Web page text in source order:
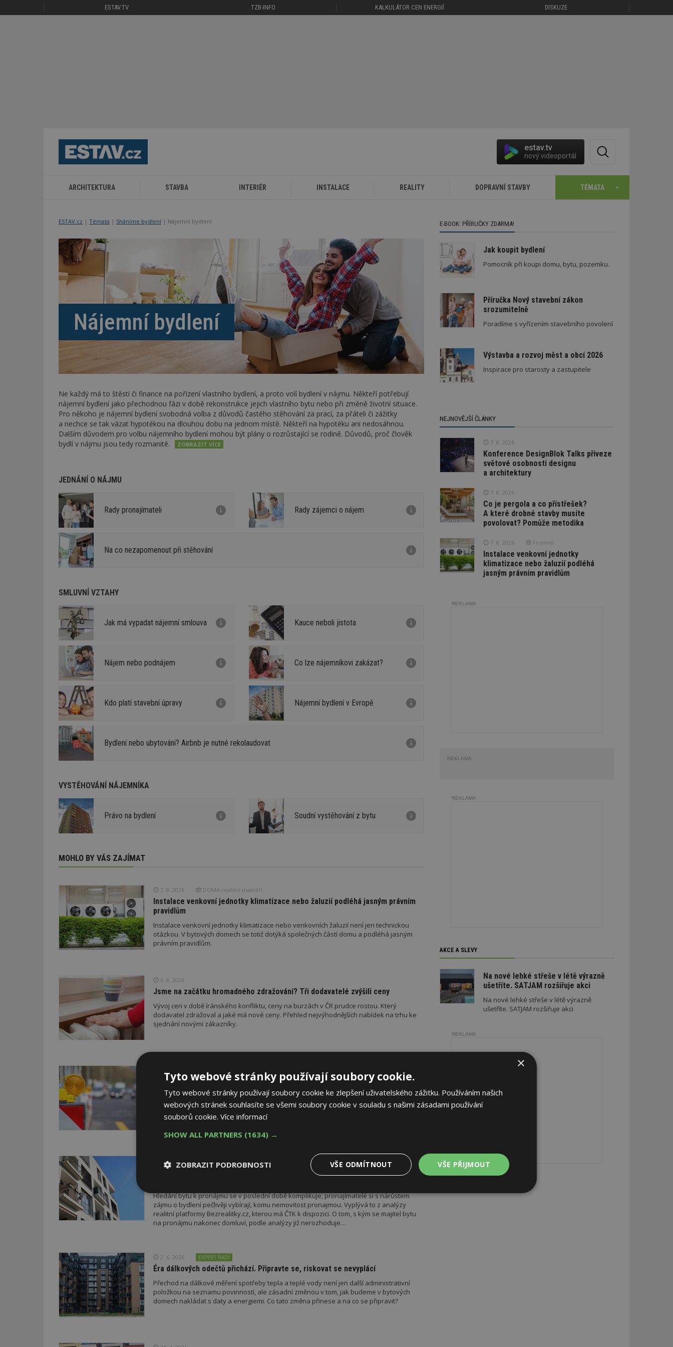
ESTAV.TV TZB-INFO KALKULÁTOR CEN ENERGIÍ DISKUZE
estav.tv
nový videoportál
ARCHITEKTURA STAVBA INTERIÉR INSTALACE REALITY DOPRAVNÍ STAVBY TÉMATA
ESTAV.cz Témata Sháníme bydlení Nájemní bydlení
Nájemní bydlení
Ne každý má to štěstí či finance na pořízení vlastního bydlení, a proto volí bydlení v nájmu. Někteří potřebují
nájemní bydlení jako přechodnou fázi v době rekonstrukce jejich vlastního bytu nebo při změně životní situace.
Pro někoho je nájemní bydlení svobodná volba z důvodů častého stěhování za prací, za přáteli či zážitky
a nechce se tak vázat hypotékou na dlouhou dobu na jednom místě. Někteří na hypotéku ani nedosáhnou.
Dalším důvodem pro volbu nájemního bydlení mohou být plány o rozrůstající se rodině. Důvodů, proč člověk
bydlí v nájmu jsou tedy rozmanité.
JEDNÁNÍ O NÁJMU
Rady pronajímateli Rady zájemci o nájem
Na co nezapomenout při stěhování
SMLUVNÍ VZTAHY
Jak má vypadat nájemní smlouva Kauce neboli jistota
Nájem nebo podnájem Co lze nájemníkovi zakázat?
Kdo platí stavební úpravy Nájemní bydlení v Evropě
Bydlení nebo ubytování? Airbnb je nutné rekolaudovat
VYSTĚHOVÁNÍ NÁJEMNÍKA
Právo na bydlení Soudní vystěhování z bytu
MOHLO BY VÁS ZAJÍMAT
7. 8. 2026 DOMA realitní makléři
Instalace venkovní jednotky klimatizace nebo žaluzií podléhá jasným právním
pravidlům
Instalace venkovní jednotky klimatizace nebo venkovních žaluzií není jen technickou
otázkou. V bytových domech se totiž dotýká společných částí domu a podléhá jasným
právním pravidlům.
6. 8. 2026
Jsme na začátku hromadného zdražování? Tři dodavatelé zvýšili ceny
Vývoj cen v době íránského konfliktu, ceny na burzách v ČR prudce rostou. Který
dodavatel zdražoval a jaké má nové ceny. Přehled nejvýhodnějších nabídek na trhu ke
sjednání novými zákazníky.
Průzkum: Třetina lidí se špatnou dopravou do práce se chce přestěhovat
Třetina lidí, která považuje dopravní dostupnost z bydlení do práce za špatnou, se chce
přestěhovat. Celkem 37 procent Čechů zaznamenalo, že se situace s dopravou za
poslední rok zhoršila, více než polovina respondentů ji považuje za stejnou a podle šesti
18. 6. 2026
I nájem může být problém. Jak najít ten správný? Úspěch zvyšuje dodání
Hledání bytu k pronájmu se v poslední době komplikuje, pronajímatelé si s nárůstem
zájmu o bydlení pečlivěji vybírají, komu nemovitost pronajmou. Vyplývá to z analýzy
realitní platformy Bezrealitky.cz, kterou má ČTK k dispozici. O tom, s kým se majitel bytu
na pronájmu nakonec domluví, podle analýzy již nerozhoduje…
2. 6. 2026 EXPERT RADÍ
Éra dálkových odečtů přichází. Připravte se, riskovat se nevyplácí
Přechod na dálkové měření spotřeby tepla a teplé vody není jen další administrativní
položkou na seznamu povinností, ale zásadní změnou v tom, jak budeme v bytových
domech nakládat s daty a energiemi. Co tato změna přinese a na co se připravit?
E-BOOK: PŘÍRUČKY ZDARMA!
Jak koupit bydlení
Pomocník při koupi domu, bytu, pozemku.
Příručka Nový stavební zákon
srozumitelně
Poradíme s vyřízením stavebního povolení
Výstavba a rozvoj měst a obcí 2026
Inspirace pro starosty a zastupitele
NEJNOVĚJŠÍ ČLÁNKY
7. 8. 2026
Konference DesignBlok Talks přiveze
světové osobnosti designu
a architektury
7. 8. 2026
Co je pergola a co přístřešek?
A které drobné stavby musíte
povolovat? Pomůže metodika
7. 8. 2026 Firemní
Instalace venkovní jednotky
klimatizace nebo žaluzií podléhá
jasným právním pravidlům
REKLAMA
REKLAMA
REKLAMA
AKCE A SLEVY
Na nové lehké střeše v létě výrazně
ušetříte. SATJAM rozšiřuje akci
Na nové lehké střeše v létě výrazně
ušetříte. SATJAM rozšiřuje akci
REKLAMA
×
Tyto webové stránky používají soubory cookie.
Tyto webové stránky používají soubory cookie ke zlepšení uživatelského zážitku. Používáním našich
webových stránek souhlasíte se všemi soubory cookie v souladu s našimi zásadami používání
souborů cookie. Více informací
SHOW ALL PARTNERS (1634) →
VŠE PŘIJMOUT
VŠE ODMÍTNOUT
ZOBRAZIT PODROBNOSTI
Nezbytně
nutné soubory
Výkonové
soubory
Soubory cílení
Funkční
soubory
Nezařazené
Nezbytně nutné soubory Výkonové soubory Soubory cílení
Nezbytně nutné soubory cookie umožňují základní funkce webových stránek, jako je přihlášení uživatele a správa účtu.
Webové stránky nelze bez nezbytně nutných souborů cookie správně používat.